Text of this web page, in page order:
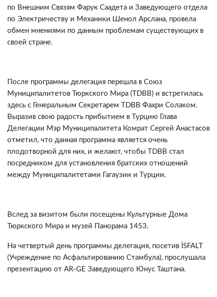
по Внешним Связям Фарук Саадетa и Заведующего отдела
по Электричеству и Механики Шенол Арсланa, провела
обмен мнениями по данным проблемам существующих в
своей стране.
После программы делегация перешла в Союз
Муниципалитетов Тюркского Мира (TDBB) и встретилась
здесь с Генеральным Секретарем TDBB Фахри Сoлаком.
Выразив свою радость прибытием в Турцию Глава
Делегации Мэр Муниципалитета Комрат Сергей Анастасов
отметил, что данная программа является очень
плодотворнoй для них, и желают, чтобы TDBB стал
посредником для установления братских отношений
между Муниципалитетами Гагаузии и Турции.
Вслед за визитом были посещены Культурные Дома
Тюркского Мира и музей Панорама 1453.
На четвертый день программы делегация, посетив İSFALT
(Учреждение по Асфальтированию Стамбула), прослушала
презентацию от AR-GE Заведующего Юнус Таштана.